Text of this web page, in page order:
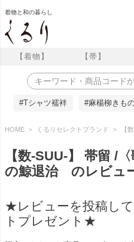
着物と和の暮らし
【着物】 【帯】
#Tシャツ襦袢 #麻楊柳きも
HOME くるりセレクトブランド 【数-
【数-SUU-】 帯留 /
の鯨退治 のレビュ
★レビューを投稿し
トプレゼント★